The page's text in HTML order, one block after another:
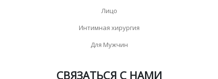
Лицо
Интимная хирургия
Для Мужчин
СВЯЗАТЬСЯ С НАМИ